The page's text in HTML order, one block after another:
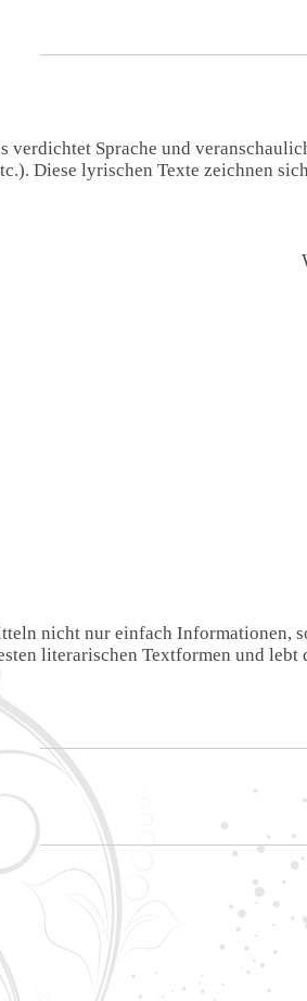
verdichtet Sprache und
Diese lyrischen Texte zeichnen
nicht nur einfach Informationen,
literarischen Textformen und